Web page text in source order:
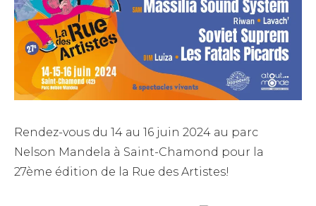
Rendez-vous du 14 au 16 juin 2024 au parc
Nelson Mandela à Saint-Chamond pour la
27ème édition de la Rue des Artistes!